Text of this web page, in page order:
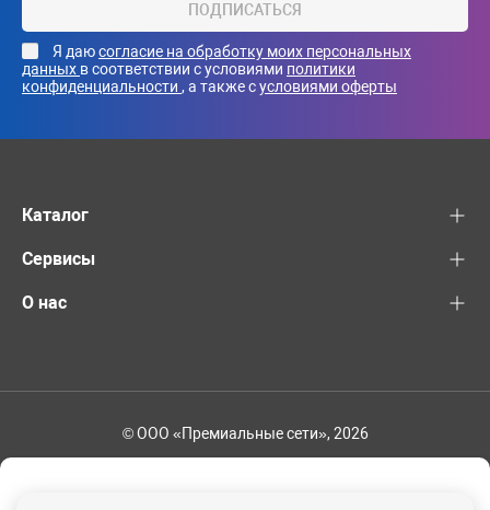
ПОДПИСАТЬСЯ
Я даюсогласие на обработку моих персональных
данных в соответствии с условиями политики
конфиденциальности , а также сусловиями оферты
Каталог
Сервисы
О нас
© ООО «Премиальные сети», 2026